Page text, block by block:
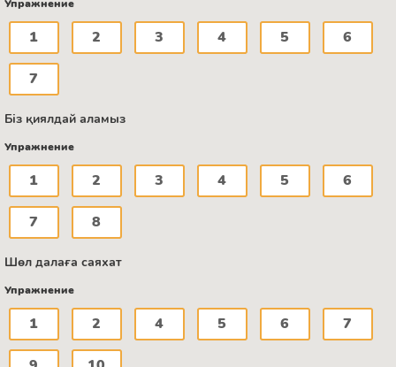
Упражнение
1 2 3 4 5 6
7
Біз қиялдай аламыз
Упражнение
1 2 3 4 5 6
7 8
Шөл далаға саяхат
Упражнение
1 2 4 5 6 7